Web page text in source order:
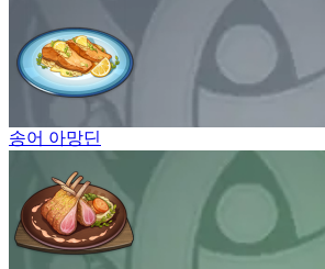
송어 아망딘